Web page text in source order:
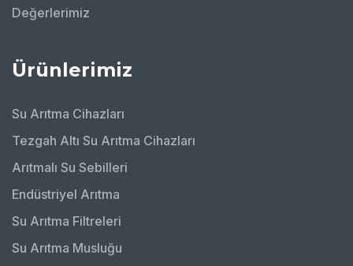
Değerlerimiz
Ürünlerimiz
Su Arıtma Cihazları
Tezgah Altı Su Arıtma Cihazları
Arıtmalı Su Sebilleri
Endüstriyel Arıtma
Su Arıtma Filtreleri
Su Arıtma Musluğu